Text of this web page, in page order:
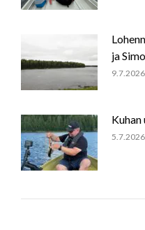
ja
9.7.2026
5.7.2026